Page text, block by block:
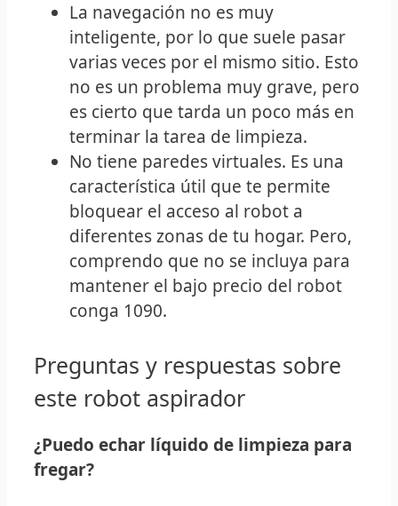
La navegación no es muy
inteligente, por lo que suele pasar
varias veces por el mismo sitio. Esto
no es un problema muy grave, pero
es cierto que tarda un poco más en
terminar la tarea de limpieza.
No tiene paredes virtuales. Es una
característica útil que te permite
bloquear el acceso al robot a
diferentes zonas de tu hogar. Pero,
comprendo que no se incluya para
mantener el bajo precio del robot
conga 1090.
Preguntas y respuestas sobre
este robot aspirador
¿Puedo echar líquido de limpieza para
fregar?